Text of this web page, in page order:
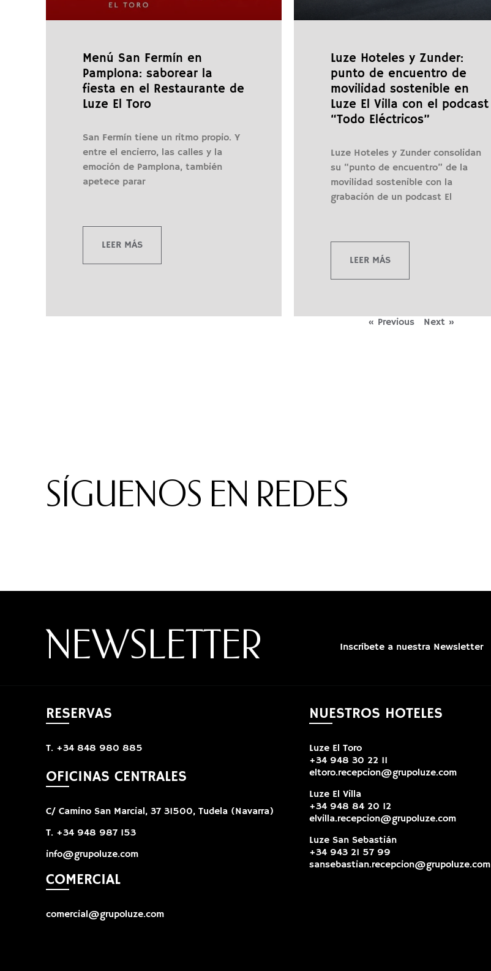
Menú San Fermín en
Pamplona: saborear la
fiesta en el Restaurante de
Luze El Toro
San Fermín tiene un ritmo propio. Y
entre el encierro, las calles y la
emoción de Pamplona, también
apetece parar
LEER MÁS
Luze Hoteles y Zunder:
punto de encuentro de
movilidad sostenible en
Luze El Villa con el podcast
“Todo Eléctricos”
Luze Hoteles y Zunder consolidan
su “punto de encuentro” de la
movilidad sostenible con la
grabación de un podcast El
LEER MÁS
« Previous Next »
SÍGUENOS EN REDES
NEWSLETTER Inscríbete a nuestra Newsletter
RESERVAS
T. +34 848 980 885
OFICINAS CENTRALES
C/ Camino San Marcial, 37 31500, Tudela (Navarra)
T. +34 948 987 153
info@grupoluze.com
COMERCIAL
comercial@grupoluze.com
NUESTROS HOTELES
Luze El Toro
+34 948 30 22 11
eltoro.recepcion@grupoluze.com
Luze El Villa
+34 948 84 20 12
elvilla.recepcion@grupoluze.com
Luze San Sebastián
+34 943 21 57 99
sansebastian.recepcion@grupoluze.com